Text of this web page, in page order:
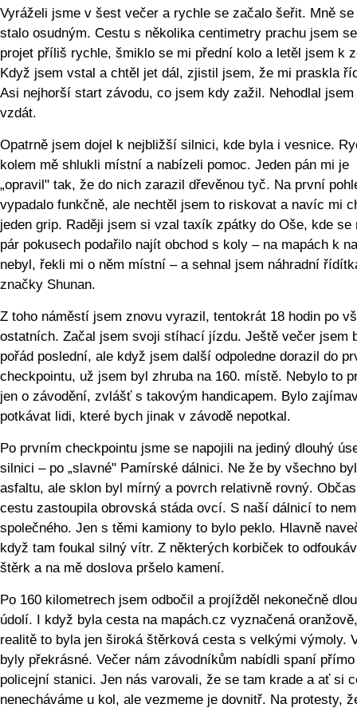
Vyráželi jsme v šest večer a rychle se začalo šeřit. Mně se
stalo osudným. Cestu s několika centimetry prachu jsem
projet příliš rychle, šmiklo se mi přední kolo a letěl jsem k
Když jsem vstal a chtěl jet dál, zjistil jsem, že mi praskla
Asi nejhorší start závodu, co jsem kdy zažil. Nehodlal jsem
vzdát.
Opatrně jsem dojel k nejbližší silnici, kde byla i vesnice.
kolem mě shlukli místní a nabízeli pomoc. Jeden pán mi je
„opravil" tak, že do nich zarazil dřevěnou tyč. Na první
vypadalo funkčně, ale nechtěl jsem to riskovat a navíc mi
jeden grip. Raději jsem si vzal taxík zpátky do Oše, kde se
pár pokusech podařilo najít obchod s koly – na mapách k
nebyl, řekli mi o něm místní – a sehnal jsem náhradní
značky Shunan.
Z toho náměstí jsem znovu vyrazil, tentokrát 18 hodin po
ostatních. Začal jsem svoji stíhací jízdu. Ještě večer jsem
pořád poslední, ale když jsem další odpoledne dorazil do
checkpointu, už jsem byl zhruba na 160. místě. Nebylo to
jen o závodění, zvlášť s takovým handicapem. Bylo
potkávat lidi, které bych jinak v závodě nepotkal.
Po prvním checkpointu jsme se napojili na jediný dlouhý
silnici – po „slavné" Pamírské dálnici. Ne že by všechno
asfaltu, ale sklon byl mírný a povrch relativně rovný.
cestu zastoupila obrovská stáda ovcí. S naší dálnicí to
společného. Jen s těmi kamiony to bylo peklo. Hlavně
když tam foukal silný vítr. Z některých korbiček to
štěrk a na mě doslova pršelo kamení.
Po 160 kilometrech jsem odbočil a projížděl nekonečně
údolí. I když byla cesta na mapách.cz vyznačená
realitě to byla jen široká štěrková cesta s velkými výmoly.
byly překrásné. Večer nám závodníkům nabídli spaní přímo
policejní stanici. Jen nás varovali, že se tam krade a ať si
nenecháváme u kol, ale vezmeme je dovnitř. Na protesty,